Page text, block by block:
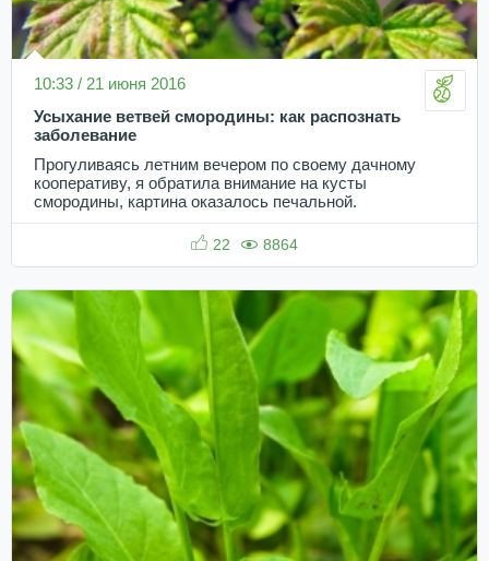
10:33 / 21 июня 2016
Усыхание ветвей смородины: как распознать
заболевание
Прогуливаясь летним вечером по своему дачному
кооперативу, я обратила внимание на кусты
смородины, картина оказалось печальной.
22 8864